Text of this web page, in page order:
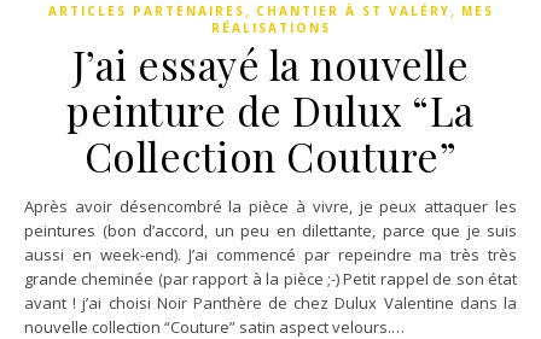
ARTICLES PARTENAIRES CHANTIER À ST VALÉRY
MES
RÉALISATIONS
J’ai essayé la nouvelle
peinture de Dulux “La
Collection Couture”
Après avoir désencombré la pièce à vivre, je peux attaquer les
peintures (bon d’accord, un peu en dilettante, parce que je suis
aussi en week-end). J’ai commencé par repeindre ma très très
grande cheminée (par rapport à la pièce ;-) Petit rappel de son état
avant ! j’ai choisi Noir Panthère de chez Dulux Valentine dans la
nouvelle collection “Couture” satin aspect velours.…